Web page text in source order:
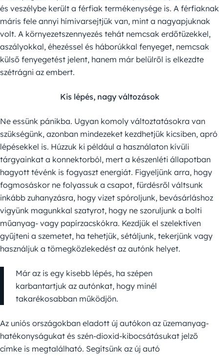
és veszélybe került a férfiak termékenysége is. A férfiaknak
máris fele annyi hímivarsejtjük van, mint a nagyapjuknak
volt. A környezetszennyezés tehát nemcsak erdőtüzekkel,
aszályokkal, éhezéssel és háborúkkal fenyeget, nemcsak
külső fenyegetést jelent, hanem már belülről is elkezdte
szétrágni az embert.
Kis lépés, nagy változások
Ne essünk pánikba. Ugyan komoly változtatásokra van
szükségünk, azonban mindezeket kezdhetjük kicsiben, apró
lépésekkel is. Húzzuk ki például a használaton kívüli
tárgyainkat a konnektorból, mert a készenléti állapotban
hagyott tévénk is fogyaszt energiát. Figyeljünk arra, hogy
fogmosáskor ne folyassuk a csapot, fürdésről váltsunk
inkább zuhanyzásra, hogy vizet spóroljunk, bevásárláshoz
vigyünk magunkkal szatyrot, hogy ne szoruljunk a bolti
műanyag- vagy papírzacskókra. Kezdjük el szelektíven
gyűjteni a szemetet, ha tehetjük, sétáljunk, tekerjünk vagy
használjuk a tömegközlekedést az autónk helyet.
Már az is egy kisebb lépés, ha szépen
karbantartjuk az autónkat, hogy minél
takarékosabban működjön.
Az uniós országokban eladott új autókon az üzemanyag-
hatékonyságukat és szén-dioxid-kibocsátásukat jelző
címke is megtalálható. Segítsünk az új autó